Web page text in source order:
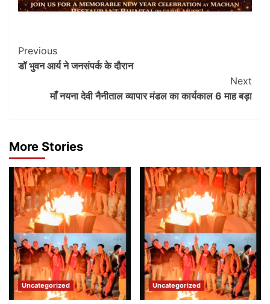
Post
Navigation
Previous
डॉ भुवन आर्य ने जनसंपर्क के दौरान
Next
माँ नयना देवी नैनीताल व्यापार मंडल का कार्यकाल 6 माह बड़ा
More Stories
Uncategorized Uncategorized